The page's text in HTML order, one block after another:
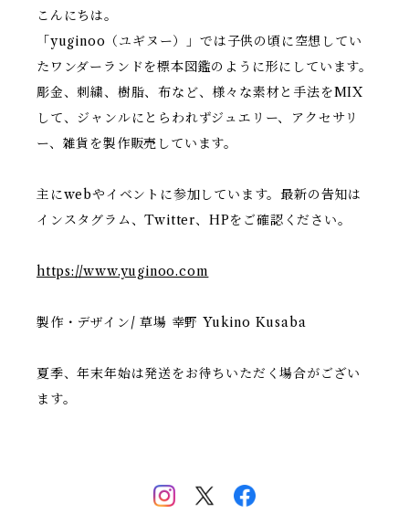
こんにちは。
「yuginoo（ユギヌー）」では子供の頃に空想してい
たワンダーランドを標本図鑑のように形にしています。
彫金、刺繍、樹脂、布など、様々な素材と手法をMIX
して、ジャンルにとらわれずジュエリー、アクセサリ
ー、雑貨を製作販売しています。
主にwebやイベントに参加しています。最新の告知は
インスタグラム、Twitter、HPをご確認ください。
https://www.yuginoo.com
製作・デザイン/ 草場 幸野 Yukino Kusaba
夏季、年末年始は発送をお待ちいただく場合がござい
ます。